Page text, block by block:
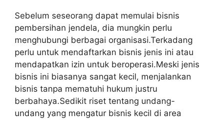
Sebelum seseorang dapat memulai bisnis
pembersihan jendela, dia mungkin perlu
menghubungi berbagai organisasi.Terkadang
perlu untuk mendaftarkan bisnis jenis ini atau
mendapatkan izin untuk beroperasi.Meski jenis
bisnis ini biasanya sangat kecil, menjalankan
bisnis tanpa mematuhi hukum justru
berbahaya.Sedikit riset tentang undang-
undang yang mengatur bisnis kecil di area